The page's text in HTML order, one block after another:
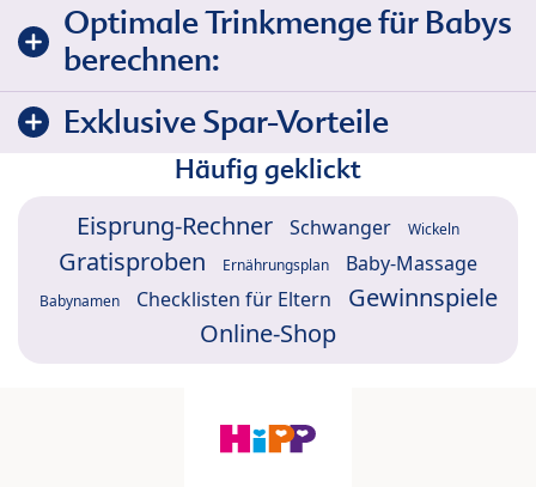
Optimale Trinkmenge für Babys
berechnen:
Exklusive Spar-Vorteile
Häufig geklickt
Eisprung-Rechner Schwanger Wickeln
Gratisproben Ernährungsplan Baby-Massage
Babynamen Checklisten für Eltern
Gewinnspiele
Online-Shop